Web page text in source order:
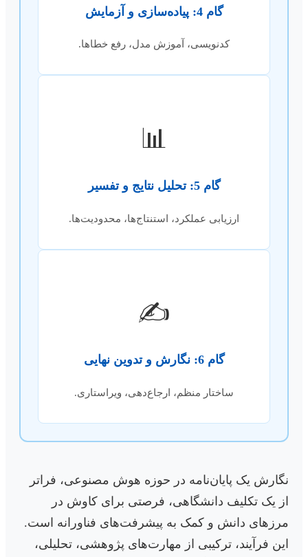
گام 4: پیاده‌سازی و آزمایش
کدنویسی، آموزش مدل، رفع خطاها.
📊
گام 5: تحلیل نتایج و تفسیر
ارزیابی عملکرد، استنتاج‌ها، محدودیت‌ها.
✍️
گام 6: نگارش و تدوین نهایی
ساختار منظم، ارجاع‌دهی، ویراستاری.
نگارش یک پایان‌نامه در حوزه هوش مصنوعی، فراتر
از یک تکلیف دانشگاهی، فرصتی برای کاوش در
مرزهای دانش و کمک به پیشرفت‌های فناورانه است.
این فرآیند، ترکیبی از مهارت‌های پژوهشی، تحلیلی،